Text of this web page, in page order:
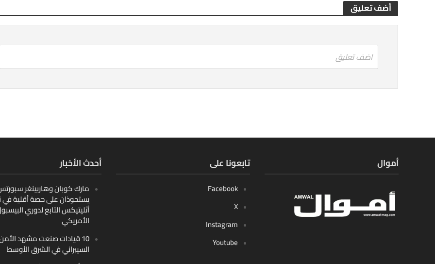
أضف تعليق
اضف تعليق
أحدث الأخبار
مارك كوبان وهاربينغر سبورتس
يستحوذان على حصة أقلية في
أثليتيكس التابع لدوري
الأمريكي
10 قيادات صنعت مشهد
السيبراني في الشرق الأوسط
تابعونا على
Facebook
X
Instagram
Youtube
أموال